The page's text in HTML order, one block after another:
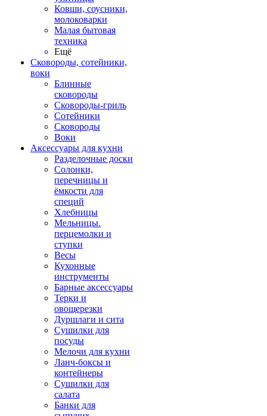
Ковши, соусники,
молоковарки
Малая бытовая
техника
Ещё
Сковороды, сотейники,
воки
Блинные
сковороды
Сковороды-гриль
Сотейники
Сковороды
Воки
Аксессуары для кухни
Разделочные доски
Солонки,
перечницы и
ёмкости для
специй
Хлебницы
Мельницы.
перцемолки и
ступки
Весы
Кухонные
инструменты
Барные аксессуары
Терки и
овощерезки
Дуршлаги и сита
Сушилки для
посуды
Мелочи для кухни
Ланч-боксы и
контейнеры
Сушилки для
салата
Банки для